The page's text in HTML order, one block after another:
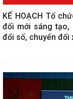
KẾ HOẠCH Tổ
đổi mới sáng tạo,
đổi số, chuyển đổi